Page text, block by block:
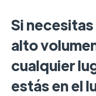
Si
alto
cualquier
estás en el